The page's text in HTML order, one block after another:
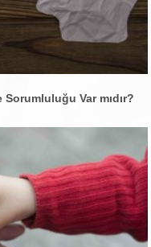
Var mıdır?